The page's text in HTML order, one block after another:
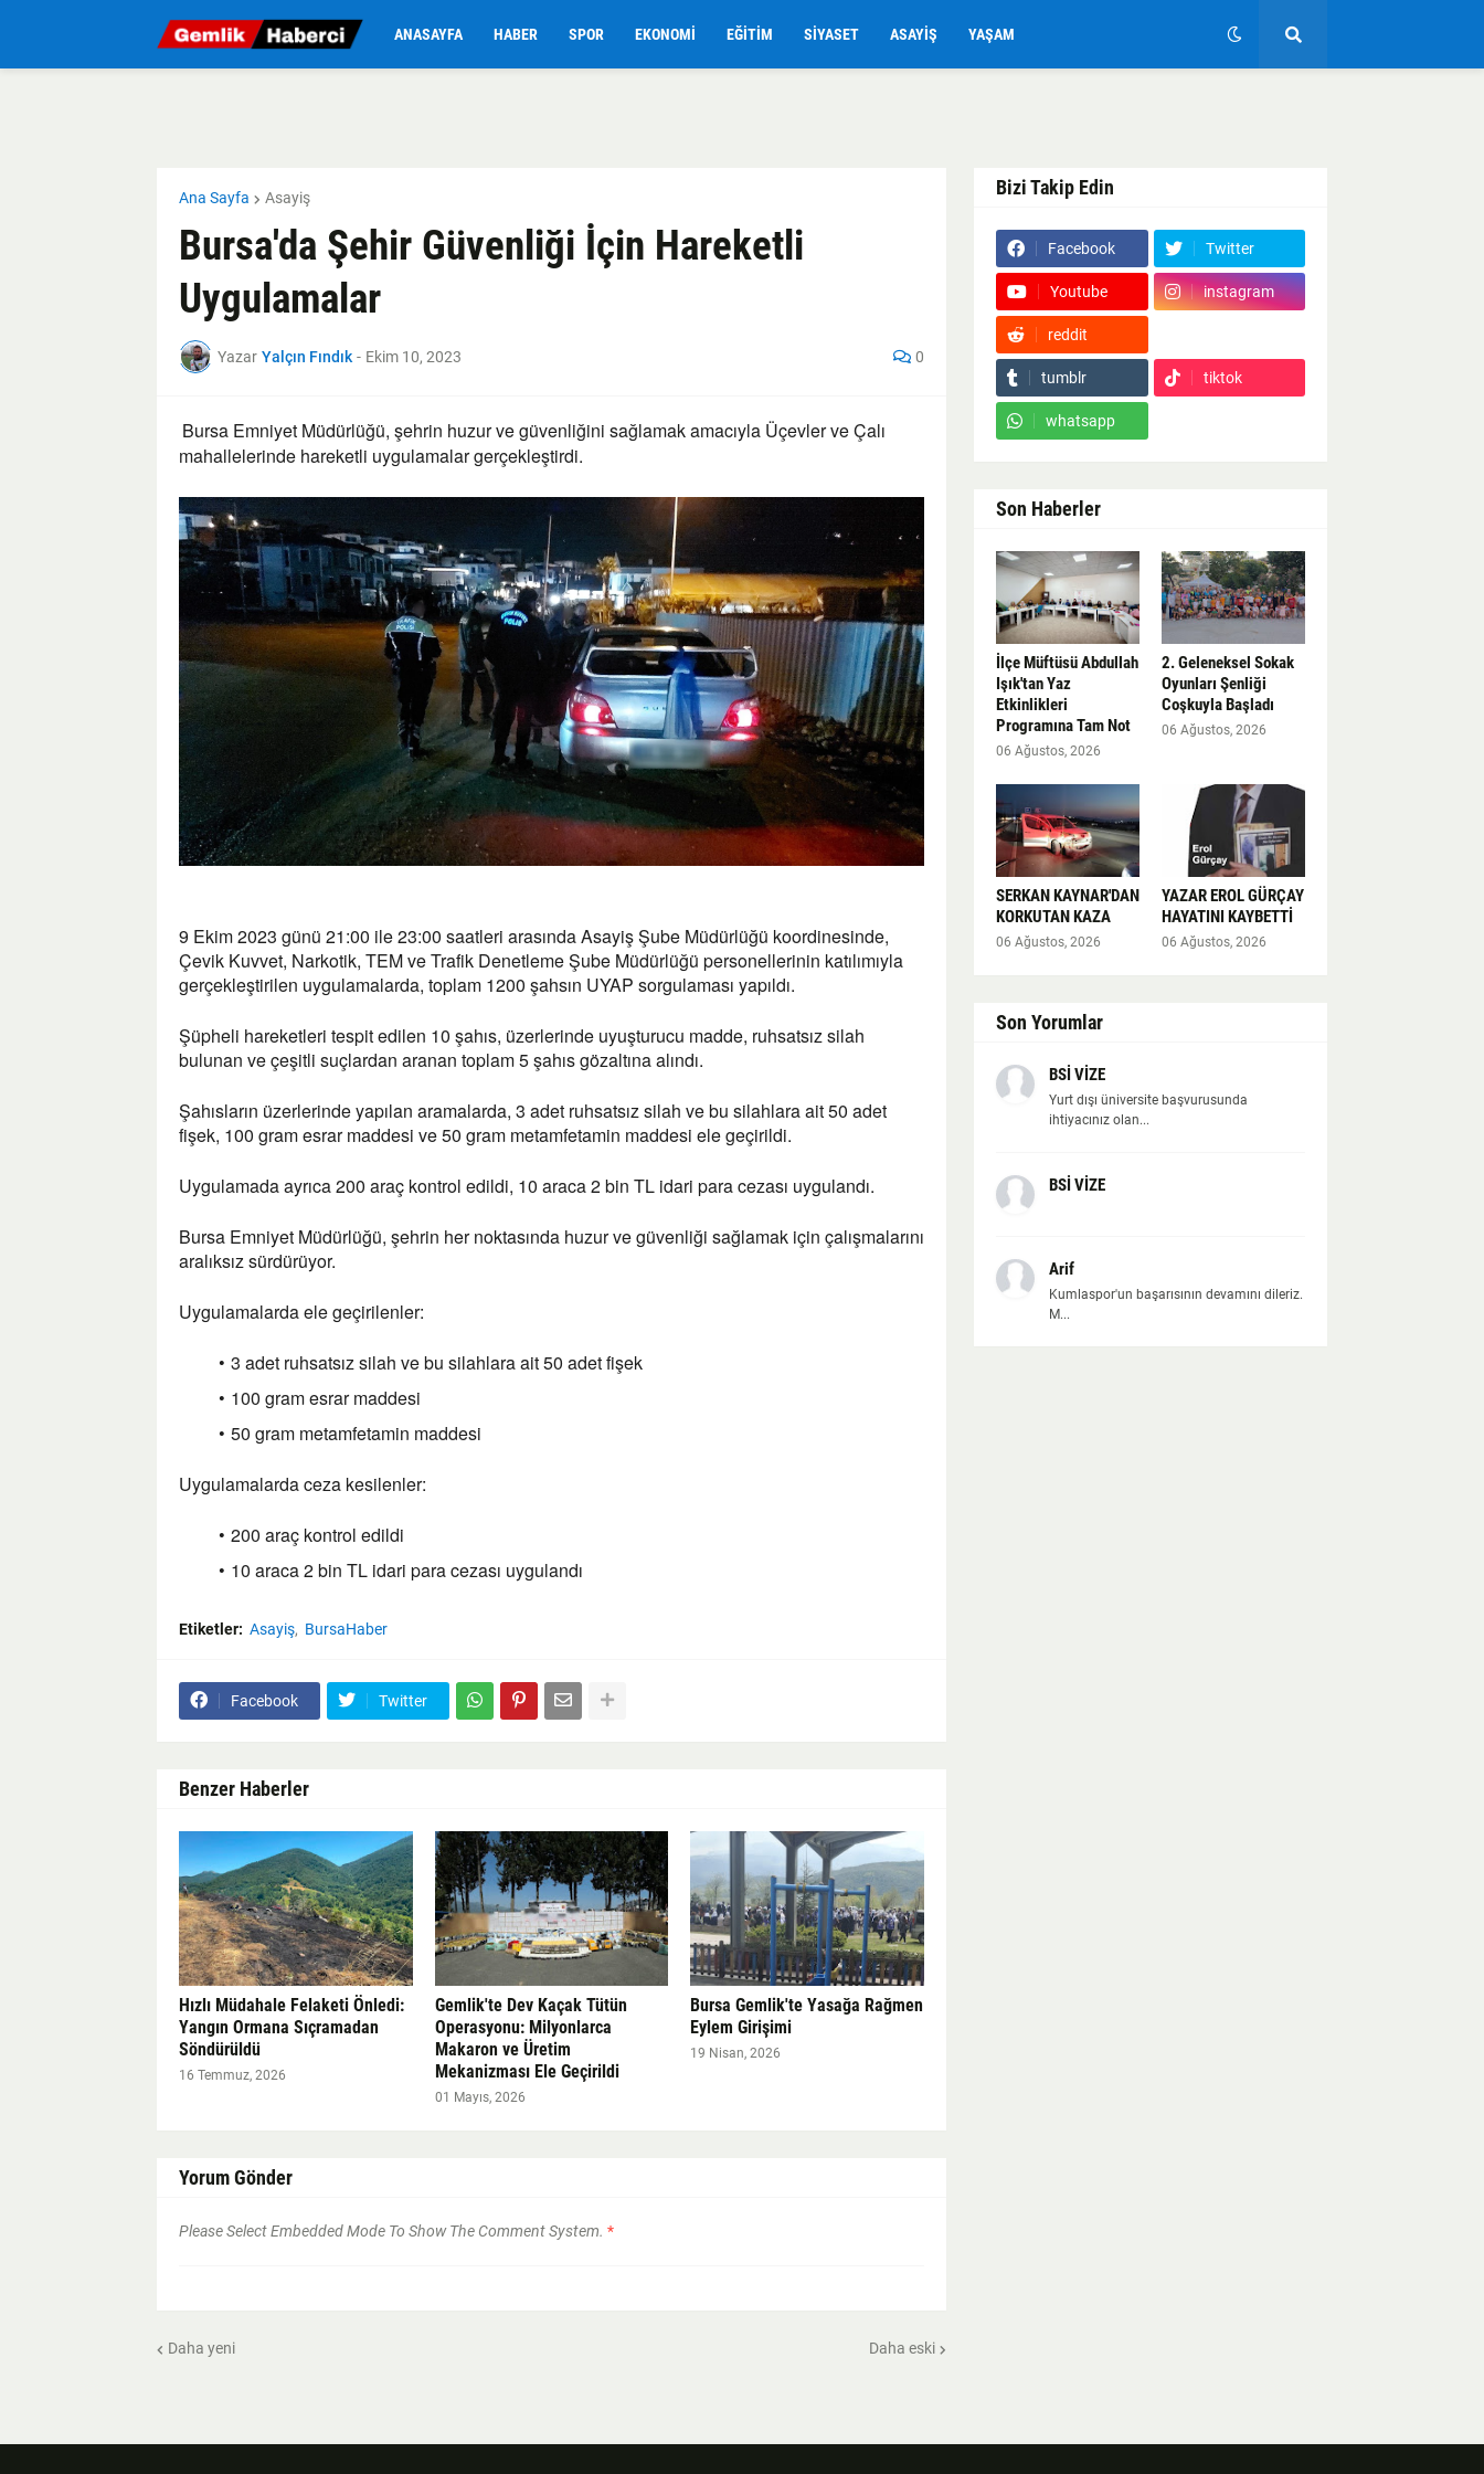
ANASAYFA HABER SPOR EKONOMI EĞITIM SIYASET ASAYIŞ YAŞAM
Ana Sayfa Asayiş
Bursa'da Şehir Güvenliği İçin Hareketli
Uygulamalar
Yazar Yalçın Fındık - Ekim 10, 2023 0
Bursa Emniyet Müdürlüğü, şehrin huzur ve güvenliğini sağlamak amacıyla Üçevler ve Çalı
mahallelerinde hareketli uygulamalar gerçekleştirdi.
9 Ekim 2023 günü 21:00 ile 23:00 saatleri arasında Asayiş Şube Müdürlüğü koordinesinde,
Çevik Kuvvet, Narkotik, TEM ve Trafik Denetleme Şube Müdürlüğü personellerinin katılımıyla
gerçekleştirilen uygulamalarda, toplam 1200 şahsın UYAP sorgulaması yapıldı.
Şüpheli hareketleri tespit edilen 10 şahıs, üzerlerinde uyuşturucu madde, ruhsatsız silah
bulunan ve çeşitli suçlardan aranan toplam 5 şahıs gözaltına alındı.
Şahısların üzerlerinde yapılan aramalarda, 3 adet ruhsatsız silah ve bu silahlara ait 50 adet
fişek, 100 gram esrar maddesi ve 50 gram metamfetamin maddesi ele geçirildi.
Uygulamada ayrıca 200 araç kontrol edildi, 10 araca 2 bin TL idari para cezası uygulandı.
Bursa Emniyet Müdürlüğü, şehrin her noktasında huzur ve güvenliği sağlamak için çalışmalarını
aralıksız sürdürüyor.
Uygulamalarda ele geçirilenler:
3 adet ruhsatsız silah ve bu silahlara ait 50 adet fişek
100 gram esrar maddesi
50 gram metamfetamin maddesi
Uygulamalarda ceza kesilenler:
200 araç kontrol edildi
10 araca 2 bin TL idari para cezası uygulandı
Etiketler: Asayiş BursaHaber
Facebook Twitter
Benzer Haberler
Hızlı Müdahale Felaketi Önledi:
Yangın Ormana Sıçramadan
Söndürüldü
16 Temmuz, 2026
Gemlik'te Dev Kaçak Tütün
Operasyonu: Milyonlarca
Makaron ve Üretim
Mekanizması Ele Geçirildi
01 Mayıs, 2026
Bursa Gemlik'te Yasağa Rağmen
Eylem Girişimi
19 Nisan, 2026
Yorum Gönder
Please Select Embedded Mode To Show The Comment System. *
Daha yeni Daha eski
Bizi Takip Edin
Facebook Twitter
Youtube instagram
reddit
tumblr tiktok
whatsapp
Son Haberler
İlçe Müftüsü Abdullah
Işık'tan Yaz
Etkinlikleri
Programına Tam Not
06 Ağustos, 2026
2. Geleneksel Sokak
Oyunları Şenliği
Coşkuyla Başladı
06 Ağustos, 2026
SERKAN KAYNAR'DAN
KORKUTAN KAZA
06 Ağustos, 2026
YAZAR EROL GÜRÇAY
HAYATINI KAYBETTİ
06 Ağustos, 2026
Son Yorumlar
BSİ VİZE
Yurt dışı üniversite başvurusunda
ihtiyacınız olan...
BSİ VİZE
Arif
Kumlaspor'un başarısının devamını dileriz.
M...